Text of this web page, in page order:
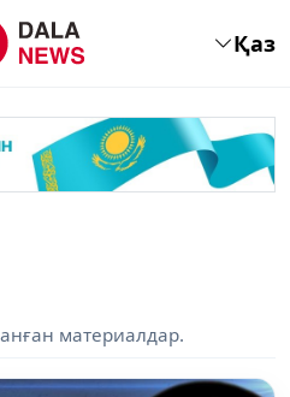
Қаз
материалдар.